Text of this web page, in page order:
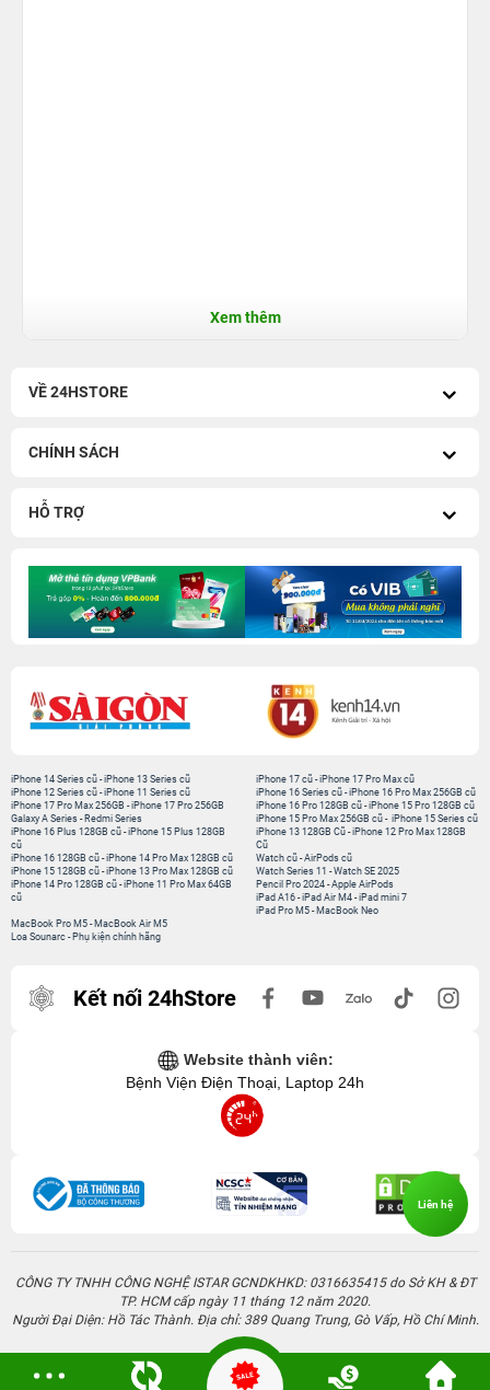
Xem thêm
VỀ 24HSTORE
CHÍNH SÁCH
HỖ TRỢ
iPhone 14 Series cũ -iPhone 13 Series cũ
iPhone 12 Series cũ -iPhone 11 Series cũ
iPhone 17 Pro Max 256GB -iPhone 17 Pro 256GB
Galaxy A Series - Redmi Series
iPhone 17 cũ -iPhone 17 Pro Max cũ
iPhone 16 Series cũ - iPhone 16 Pro Max 256GB cũ
iPhone 16 Pro 128GB cũ -iPhone 15 Pro 128GB cũ
iPhone 15 Pro Max 256GB cũ - iPhone 15 Series cũ
iPhone 16 Plus 128GB cũ -iPhone 15 Plus 128GB
cũ
iPhone 16 128GB cũ -iPhone 14 Pro Max 128GB cũ
iPhone 15 128GB cũ -iPhone 13 Pro Max 128GB cũ
iPhone 14 Pro 128GB cũ -iPhone 11 Pro Max 64GB
cũ
iPhone 13 128GB Cũ -iPhone 12 Pro Max 128GB
Cũ
Watch cũ -AirPods cũ
Watch Series 11 -Watch SE 2025
Pencil Pro 2024 -Apple AirPods
iPad A16 -iPad Air M4 -iPad mini 7
iPad Pro M5 - MacBook Neo
MacBook Pro M5 - MacBook Air M5
Loa Sounarc - Phụ kiện chính hãng
Kết nối 24hStore
Website thành viên:
Bệnh Viện Điện Thoại, Laptop 24h
CÔNG TY TNHH CÔNG NGHỆ ISTAR GCNDKHKD: 0316635415 do Sở KH & ĐT
TP. HCM cấp ngày 11 tháng 12 năm 2020.
Người Đại Diện: Hồ Tác Thành. Địa chỉ: 389 Quang Trung, Gò Vấp, Hồ Chí Minh.
Liên hệ